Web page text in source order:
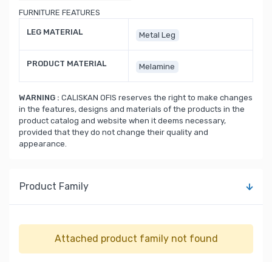
FURNITURE FEATURES
LEG MATERIAL Metal Leg
PRODUCT MATERIAL Melamine
WARNING : CALISKAN OFIS reserves the right to make changes
in the features, designs and materials of the products in the
product catalog and website when it deems necessary,
provided that they do not change their quality and
appearance.
Product Family
Attached product family not found